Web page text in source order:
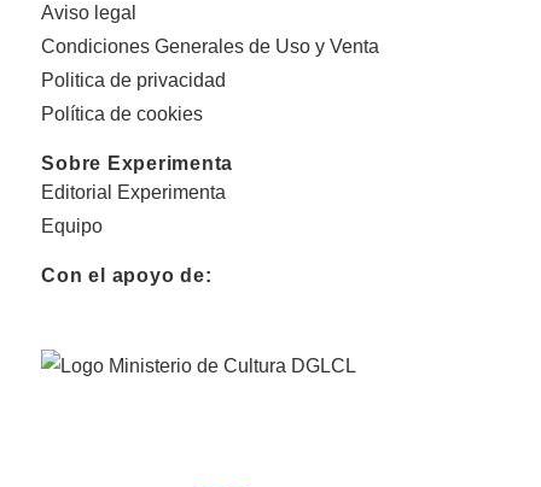
Aviso legal
Condiciones Generales de Uso y Venta
Politica de privacidad
Política de cookies
Sobre Experimenta
Editorial Experimenta
Equipo
Con el apoyo de: